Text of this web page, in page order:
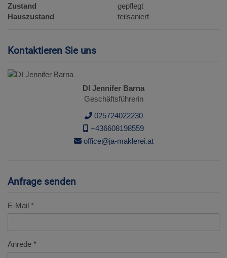
Zustand
gepflegt
Hauszustand
teilsaniert
Kontaktieren Sie uns
DI Jennifer Barna
Geschäftsführerin
025724022230
+436608198559
office@ja-maklerei.at
Anfrage senden
E-Mail
Anrede